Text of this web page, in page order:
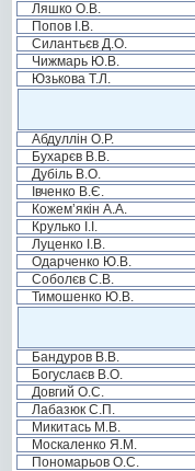
Ляшко О.В.
Попов І.В.
Силантьєв Д.О.
Чижмарь Ю.В.
Юзькова Т.Л.
Абдуллін О.Р.
Бухарєв В.В.
Дубіль В.О.
Івченко В.Є.
Кожем’якін А.А.
Крулько І.І.
Луценко І.В.
Одарченко Ю.В.
Соболєв С.В.
Тимошенко Ю.В.
Бандуров В.В.
Богуслаєв В.О.
Довгий О.С.
Лабазюк С.П.
Микитась М.В.
Москаленко Я.М.
Пономарьов О.С.